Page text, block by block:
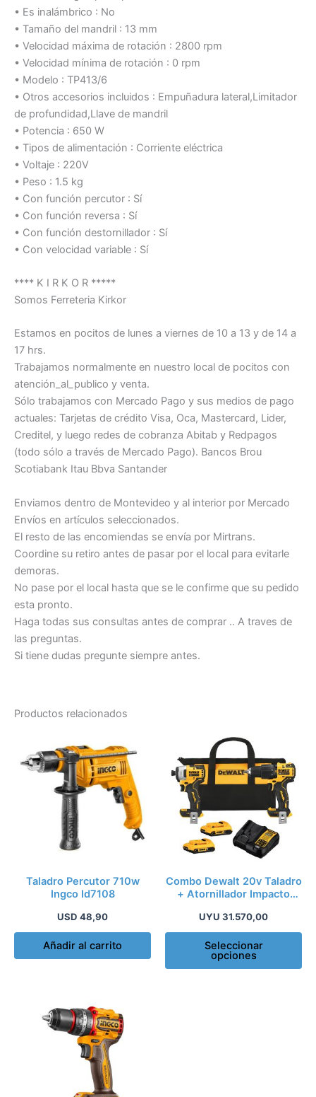
• Es inalámbrico : No
• Tamaño del mandril : 13 mm
• Velocidad máxima de rotación : 2800 rpm
• Velocidad mínima de rotación : 0 rpm
• Modelo : TP413/6
• Otros accesorios incluidos : Empuñadura lateral,Limitador
de profundidad,Llave de mandril
• Potencia : 650 W
• Tipos de alimentación : Corriente eléctrica
• Voltaje : 220V
• Peso : 1.5 kg
• Con función percutor : Sí
• Con función reversa : Sí
• Con función destornillador : Sí
• Con velocidad variable : Sí
**** K I R K O R *****
Somos Ferreteria Kirkor
Estamos en pocitos de lunes a viernes de 10 a 13 y de 14 a
17 hrs.
Trabajamos normalmente en nuestro local de pocitos con
atención_al_publico y venta.
Sólo trabajamos con Mercado Pago y sus medios de pago
actuales: Tarjetas de crédito Visa, Oca, Mastercard, Lider,
Creditel, y luego redes de cobranza Abitab y Redpagos
(todo sólo a través de Mercado Pago). Bancos Brou
Scotiabank Itau Bbva Santander
Enviamos dentro de Montevideo y al interior por Mercado
Envíos en artículos seleccionados.
El resto de las encomiendas se envía por Mirtrans.
Coordine su retiro antes de pasar por el local para evitarle
demoras.
No pase por el local hasta que se le confirme que su pedido
esta pronto.
Haga todas sus consultas antes de comprar .. A traves de
las preguntas.
Si tiene dudas pregunte siempre antes.
Productos relacionados
Taladro Percutor 710w
Ingco Id7108
USD 48,90
Añadir al carrito
Combo Dewalt 20v Taladro
+ Atornillador Impacto
UYU 31.570,00
Seleccionar
opciones